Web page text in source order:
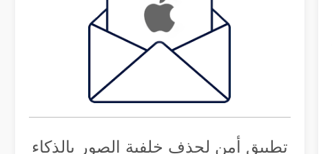
تطبيق أمن لحذف خلفية الصور بالذكاء